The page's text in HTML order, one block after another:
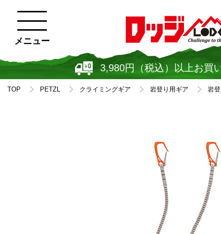
3,980円（税込）以上お買
メニュー
TOP PETZL クライミングギア 岩登り用ギア 岩